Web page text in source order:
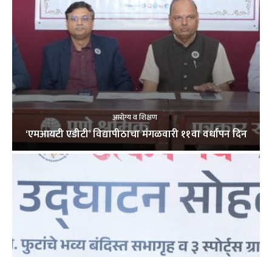
आरोग्य व शिक्षण
‘एमआयटी एडीटी’ विद्यापीठाचा मंगळवारी ११वा वर्धापन दिन